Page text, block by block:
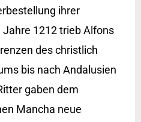
ihrer
1212 trieb Alfons
des christlich
bis nach Andalusien
gaben dem
Mancha neue